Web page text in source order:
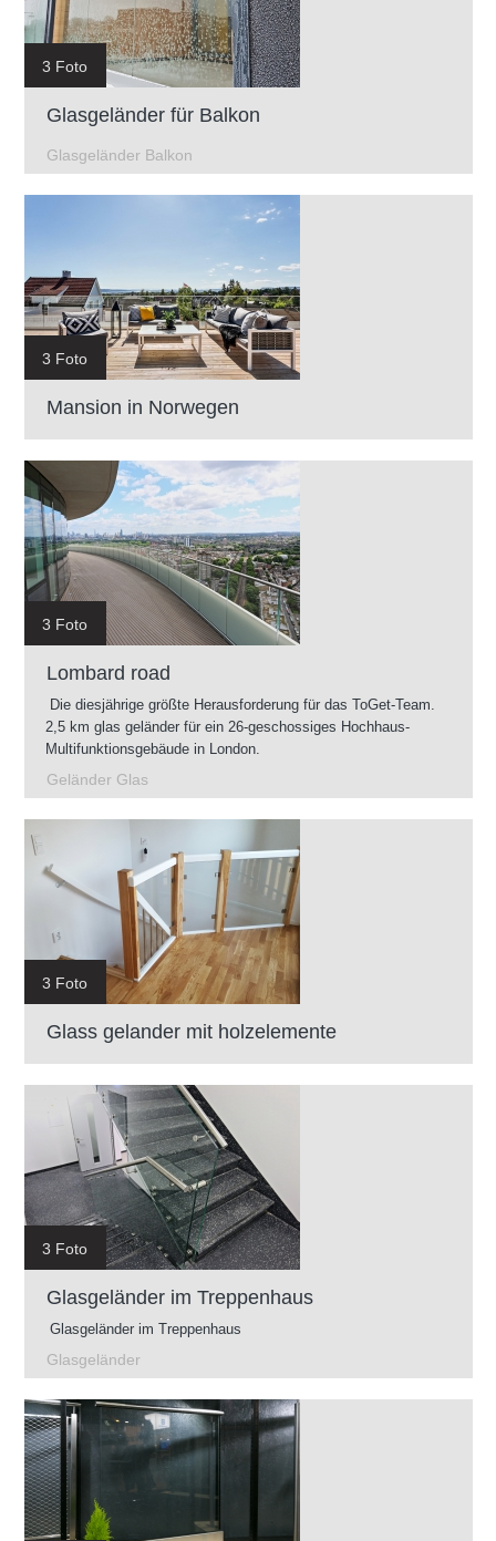
3 Foto
Glasgeländer für Balkon
Glasgeländer Balkon
3 Foto
Mansion in Norwegen
3 Foto
Lombard road
Die diesjährige größte Herausforderung für das ToGet-Team.
2,5 km glas geländer für ein 26-geschossiges Hochhaus-
Multifunktionsgebäude in London.
Geländer Glas
3 Foto
Glass gelander mit holzelemente
3 Foto
Glasgeländer im Treppenhaus
Glasgeländer im Treppenhaus
Glasgeländer